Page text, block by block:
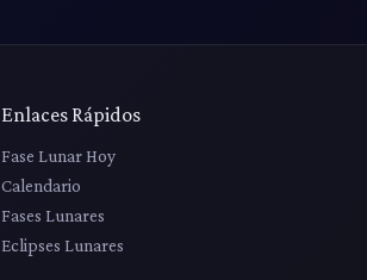
Enlaces Rápidos
Fase Lunar Hoy
Calendario
Fases Lunares
Eclipses Lunares